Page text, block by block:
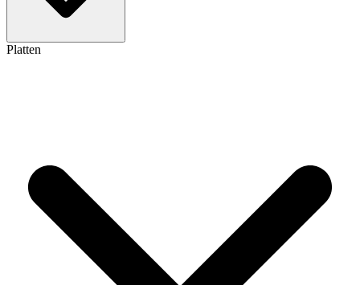
Platten